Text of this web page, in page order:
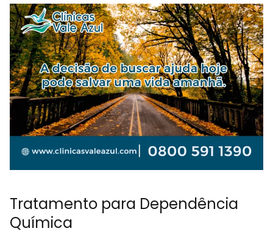
Tratamento para Dependência
Química